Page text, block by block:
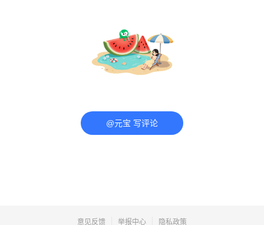
@元宝 写评论
意见反馈 举报中心 隐私政策